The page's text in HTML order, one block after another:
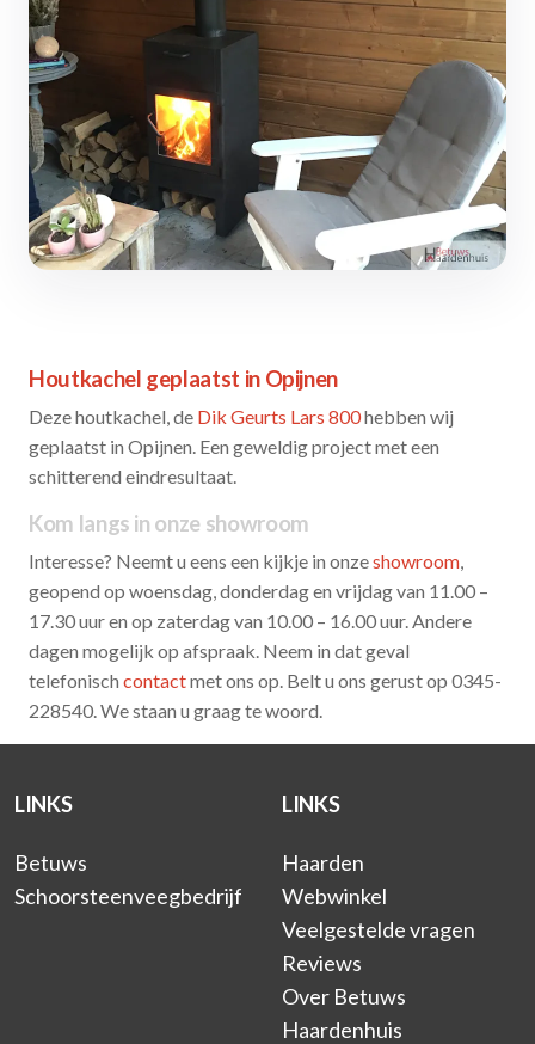
Houtkachel geplaatst in Opijnen
Deze houtkachel, de Dik Geurts Lars 800hebben wij
geplaatst in Opijnen. Een geweldig project met een
schitterend eindresultaat.
Kom langs in onze showroom
Interesse? Neemt u eens een kijkje in onzeshowroom,
geopend op woensdag, donderdag en vrijdag van 11.00 –
17.30 uur en op zaterdag van 10.00 – 16.00 uur. Andere
dagen mogelijk op afspraak. Neem in dat geval
telefonisch contactmet ons op. Belt u ons gerust op 0345-
228540. We staan u graag te woord.
LINKS
Betuws
Schoorsteenveegbedrijf
LINKS
Haarden
Webwinkel
Veelgestelde vragen
Reviews
Over Betuws
Haardenhuis